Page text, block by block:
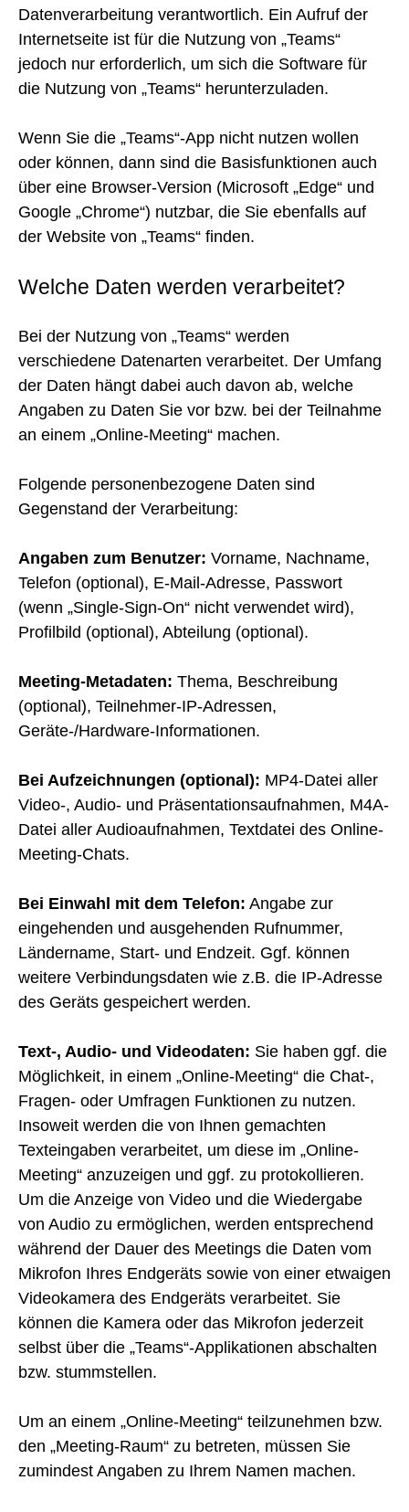
Datenverarbeitung verantwortlich. Ein Aufruf der
Internetseite ist für die Nutzung von „Teams“
jedoch nur erforderlich, um sich die Software für
die Nutzung von „Teams“ herunterzuladen.
Wenn Sie die „Teams“-App nicht nutzen wollen
oder können, dann sind die Basisfunktionen auch
über eine Browser-Version (Microsoft „Edge“ und
Google „Chrome“) nutzbar, die Sie ebenfalls auf
der Website von „Teams“ finden.
Welche Daten werden verarbeitet?
Bei der Nutzung von „Teams“ werden
verschiedene Datenarten verarbeitet. Der Umfang
der Daten hängt dabei auch davon ab, welche
Angaben zu Daten Sie vor bzw. bei der Teilnahme
an einem „Online-Meeting“ machen.
Folgende personenbezogene Daten sind
Gegenstand der Verarbeitung:
Angaben zum Benutzer: Vorname, Nachname,
Telefon (optional), E-Mail-Adresse, Passwort
(wenn „Single-Sign-On“ nicht verwendet wird),
Profilbild (optional), Abteilung (optional).
Meeting-Metadaten: Thema, Beschreibung
(optional), Teilnehmer-IP-Adressen,
Geräte-/Hardware-Informationen.
Bei Aufzeichnungen (optional): MP4-Datei aller
Video-, Audio- und Präsentationsaufnahmen, M4A-
Datei aller Audioaufnahmen, Textdatei des Online-
Meeting-Chats.
Bei Einwahl mit dem Telefon: Angabe zur
eingehenden und ausgehenden Rufnummer,
Ländername, Start- und Endzeit. Ggf. können
weitere Verbindungsdaten wie z.B. die IP-Adresse
des Geräts gespeichert werden.
Text-, Audio- und Videodaten: Sie haben ggf. die
Möglichkeit, in einem „Online-Meeting“ die Chat-,
Fragen- oder Umfragen Funktionen zu nutzen.
Insoweit werden die von Ihnen gemachten
Texteingaben verarbeitet, um diese im „Online-
Meeting“ anzuzeigen und ggf. zu protokollieren.
Um die Anzeige von Video und die Wiedergabe
von Audio zu ermöglichen, werden entsprechend
während der Dauer des Meetings die Daten vom
Mikrofon Ihres Endgeräts sowie von einer etwaigen
Videokamera des Endgeräts verarbeitet. Sie
können die Kamera oder das Mikrofon jederzeit
selbst über die „Teams“-Applikationen abschalten
bzw. stummstellen.
Um an einem „Online-Meeting“ teilzunehmen bzw.
den „Meeting-Raum“ zu betreten, müssen Sie
zumindest Angaben zu Ihrem Namen machen.